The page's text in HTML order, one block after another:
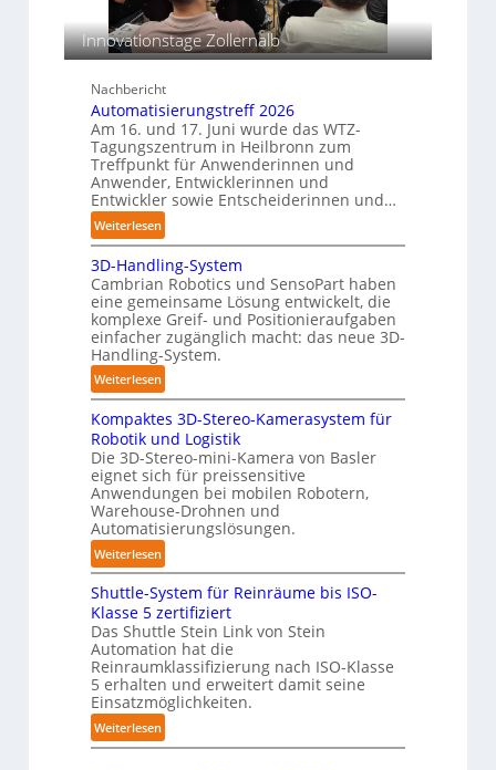
T
e
a
h
e
n
c
h
n
e
n
p
e
r
C
o
b
o
t
o
s
i
n
s
b
e
s
t
ä
n
d
i
g
e
P
o
l
y
m
e
r
l
a
g
e
r
f
ü
r
T
a
u
c
h
Innovationstage Zollernalb
Nachbericht
Automatisierungstreff 2026
Am 16. und 17. Juni wurde das WTZ-
Tagungszentrum in Heilbronn zum
Treffpunkt für Anwenderinnen und
Anwender, Entwicklerinnen und
Entwickler sowie Entscheiderinnen und…
Weiterlesen:
A
u
t
o
m
a
t
i
s
i
e
r
u
n
g
s
r
e
f
f
2
0
2
6
3D-Handling-System
Cambrian Robotics und SensoPart haben
eine gemeinsame Lösung entwickelt, die
komplexe Greif- und Positionieraufgaben
einfacher zugänglich macht: das neue 3D-
Handling-System.
Weiterlesen:
3
D
-
H
a
n
d
l
i
n
g
-
S
y
s
t
e
Kompaktes 3D-Stereo-Kamerasystem für
Robotik und Logistik
Die 3D-Stereo-mini-Kamera von Basler
eignet sich für preissensitive
Anwendungen bei mobilen Robotern,
Warehouse-Drohnen und
Automatisierungslösungen.
Weiterlesen:
K
o
m
p
a
k
t
e
s
Shuttle-System für Reinräume bis ISO-
Klasse 5 zertifiziert
Das Shuttle Stein Link von Stein
Automation hat die
Reinraumklassifizierung nach ISO-Klasse
5 erhalten und erweitert damit seine
Einsatzmöglichkeiten.
Weiterlesen:
S